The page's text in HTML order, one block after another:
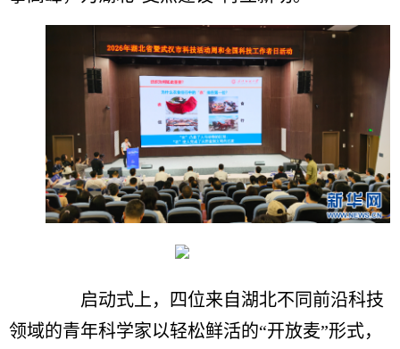
启动式上，四位来自湖北不同前沿科技
领域的青年科学家以轻松鲜活的“开放麦”形式，